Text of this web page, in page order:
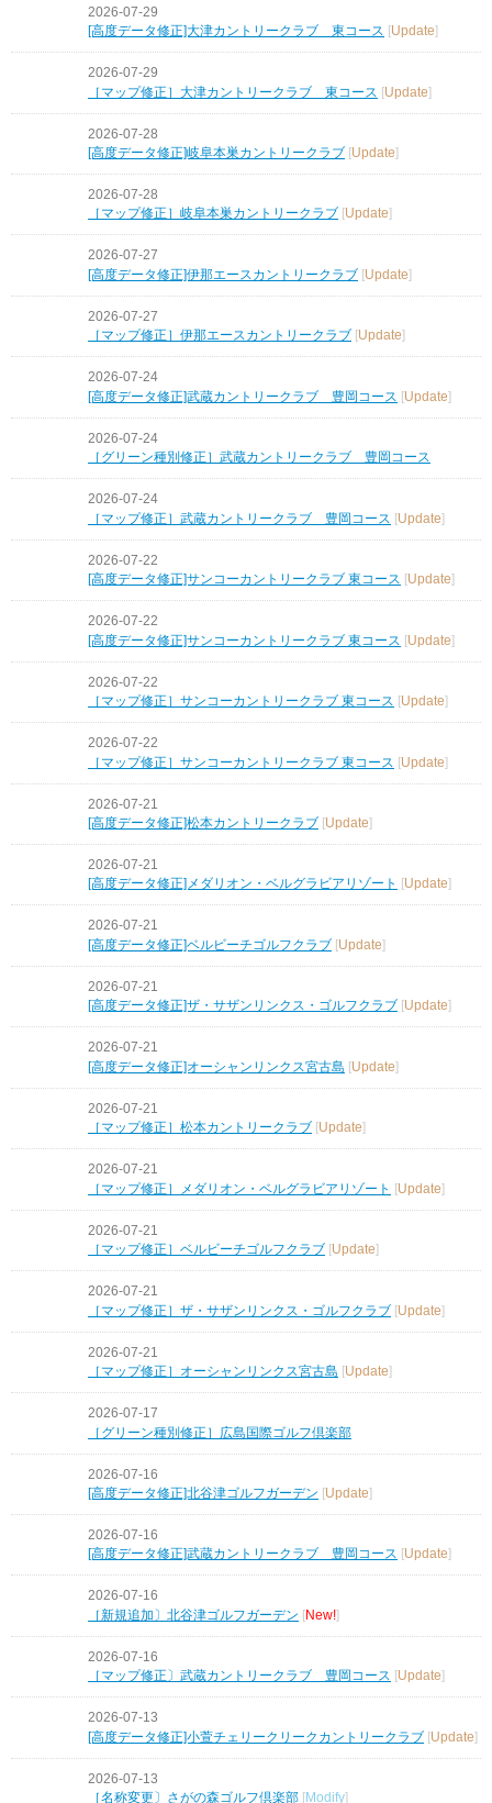
2026-07-29
[高度データ修正]大津カントリークラブ 東コース [Update]
2026-07-29
［マップ修正］大津カントリークラブ 東コース [Update]
2026-07-28
[高度データ修正]岐阜本巣カントリークラブ [Update]
2026-07-28
［マップ修正］岐阜本巣カントリークラブ
Update
2026-07-27
[高度データ修正]伊那エースカントリークラブ [Update]
2026-07-27
［マップ修正］伊那エースカントリークラブ
Update
2026-07-24
[高度データ修正]武蔵カントリークラブ 豊岡コース [Update]
2026-07-24
［グリーン種別修正］武蔵カントリークラブ 豊岡コース
2026-07-24
［マップ修正］武蔵カントリークラブ 豊岡コース [Update]
2026-07-22
[高度データ修正]サンコーカントリークラブ 東コース [Update]
2026-07-22
[高度データ修正]サンコーカントリークラブ 東コース [Update]
2026-07-22
［マップ修正］サンコーカントリークラブ 東コース [Update]
2026-07-22
［マップ修正］サンコーカントリークラブ 東コース [Update]
2026-07-21
[高度データ修正]松本カントリークラブ [Update]
2026-07-21
[高度データ修正]メダリオン・ベルグラビアリゾート
Update
2026-07-21
[高度データ修正]ベルビーチゴルフクラブ [Update]
2026-07-21
[高度データ修正]ザ・サザンリンクス・ゴルフクラブ
Update
2026-07-21
[高度データ修正]オーシャンリンクス宮古島 [Update]
2026-07-21
［マップ修正］松本カントリークラブ
Update
2026-07-21
［マップ修正］メダリオン・ベルグラビアリゾート
[Update]
2026-07-21
［マップ修正］ベルビーチゴルフクラブ [Update]
2026-07-21
［マップ修正］ザ・サザンリンクス・ゴルフクラブ [Update]
2026-07-21
［マップ修正］オーシャンリンクス宮古島 [Update]
2026-07-17
［グリーン種別修正］広島国際ゴルフ倶楽部
2026-07-16
[高度データ修正]北谷津ゴルフガーデン [Update]
2026-07-16
[高度データ修正]武蔵カントリークラブ 豊岡コース
Update
2026-07-16
［新規追加〕北谷津ゴルフガーデン [New!]
2026-07-16
［マップ修正〕武蔵カントリークラブ 豊岡コース
Update
2026-07-13
[高度データ修正]小萱チェリークリークカントリークラブ [Update]
2026-07-13
［名称変更〕さがの森ゴルフ倶楽部
Modify